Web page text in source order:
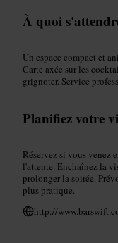
À quoi
Un espace compact et
Carte axée sur les
grignoter. Service
Planifiez votre
Réservez si vous venez
l'attente. Enchaînez la
prolonger la soirée.
plus pratique.
http://